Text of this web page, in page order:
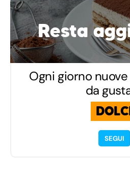
Resta
Ogni giorno
da
SEGUI